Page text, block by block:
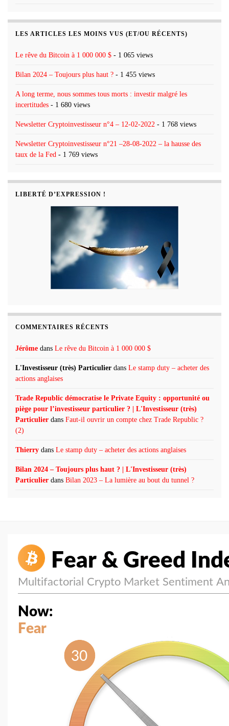
LES ARTICLES LES MOINS VUS (ET/OU RÉCENTS)
Le rêve du Bitcoin à 1 000 000 $ - 1 065 views
Bilan 2024 – Toujours plus haut ? - 1 455 views
A long terme, nous sommes tous morts : investir malgré les
incertitudes - 1 680 views
Newsletter Cryptoinvestisseur n°4 – 12-02-2022 - 1 768 views
Newsletter Cryptoinvestisseur n°21 –28-08-2022 – la hausse des
taux de la Fed - 1 769 views
LIBERTÉ D’EXPRESSION !
COMMENTAIRES RÉCENTS
Jérôme dans Le rêve du Bitcoin à 1 000 000 $
L'Investisseur (très) Particulier dans Le stamp duty – acheter des
actions anglaises
Trade Republic démocratise le Private Equity : opportunité ou
piège pour l’investisseur particulier ? | L'Investisseur (très)
Particulier dans Faut-il ouvrir un compte chez Trade Republic ?
(2)
Thierry dans Le stamp duty – acheter des actions anglaises
Bilan 2024 – Toujours plus haut ? | L'Investisseur (très)
Particulier dans Bilan 2023 – La lumière au bout du tunnel ?